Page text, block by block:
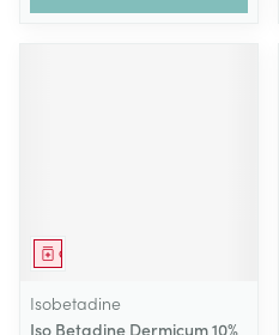
Geneesmiddel
Isobetadine
Iso Betadine Dermicum 10%